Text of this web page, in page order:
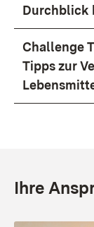
Durchblick
Challenge
Tipps zur
Ihre